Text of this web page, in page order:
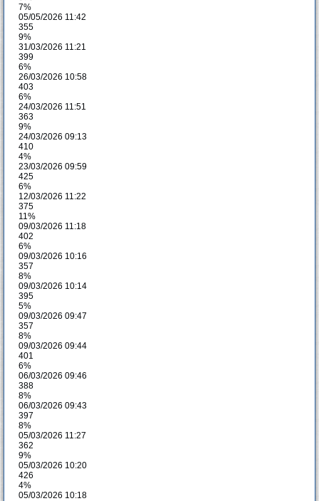
7%
05/05/2026 11:42
355
9%
31/03/2026 11:21
399
6%
26/03/2026 10:58
403
6%
24/03/2026 11:51
363
9%
24/03/2026 09:13
410
4%
23/03/2026 09:59
425
6%
12/03/2026 11:22
375
11%
09/03/2026 11:18
402
6%
09/03/2026 10:16
357
8%
09/03/2026 10:14
395
5%
09/03/2026 09:47
357
8%
09/03/2026 09:44
401
6%
06/03/2026 09:46
388
8%
06/03/2026 09:43
397
8%
05/03/2026 11:27
362
9%
05/03/2026 10:20
426
4%
05/03/2026 10:18